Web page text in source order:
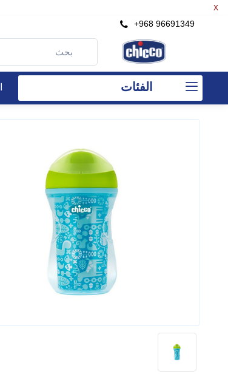
X
+968 96691349
الفئات